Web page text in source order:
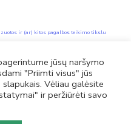
ir (ar) kitos pagalbos teikimo tikslu
kanalas (vidinis kanalas)
Tel.
jūsų naršymo
"Priimti visus" jūs
Vėliau galėsite
ir peržiūrėti savo